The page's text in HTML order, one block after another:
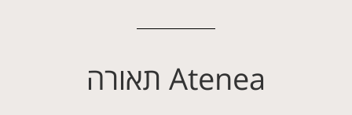
Atenea תאורה